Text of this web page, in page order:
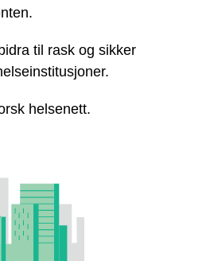
til rask og sikker
helsenett.